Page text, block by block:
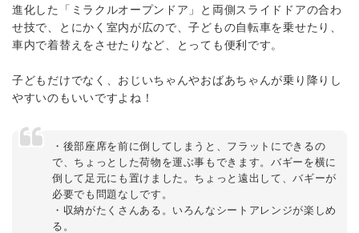
進化した「ミラクルオープンドア」と両側スライドドアの合わ
せ技で、とにかく室内が広ので、子どもの自転車を乗せたり、
車内で着替えをさせたりなど、とっても便利です。
子どもだけでなく、おじいちゃんやおばあちゃんが乗り降りし
やすいのもいいですよね！
・後部座席を前に倒してしまうと、フラットにできるの
で、ちょっとした荷物を運ぶ事もできます。バギーを横に
倒して足元にも置けました。ちょっと遠出して、バギーが
必要でも問題なしです。
・収納がたくさんある。いろんなシートアレンジが楽しめ
る。